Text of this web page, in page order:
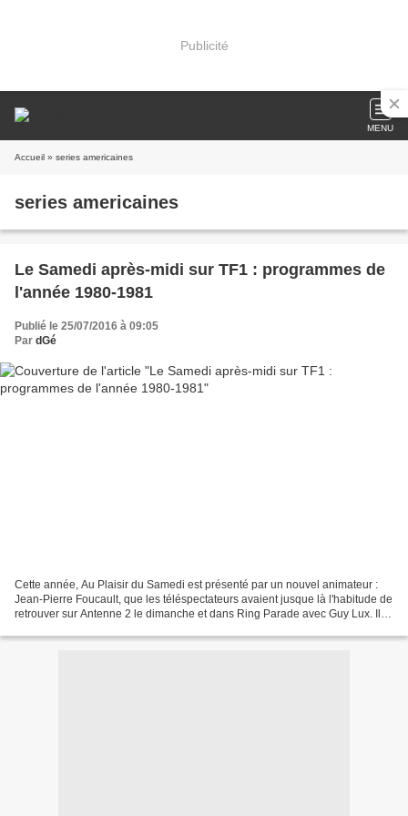
Publicité
MENU
Accueil » series americaines
series americaines
Le Samedi après-midi sur TF1 : programmes de
l'année 1980-1981
Publié le 25/07/2016 à 09:05
Par dGé
Cette année, Au Plaisir du Samedi est présenté par un nouvel animateur :
Jean-Pierre Foucault, que les téléspectateurs avaient jusque là l'habitude de
retrouver sur Antenne 2 le dimanche et dans Ring Parade avec Guy Lux. Il